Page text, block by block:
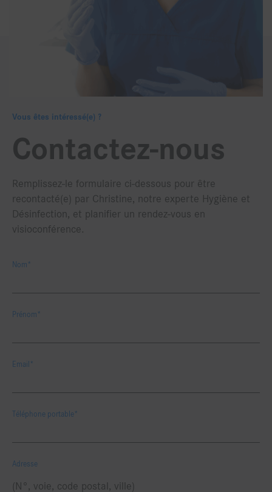
Vous êtes intéressé(e) ?
Contactez-nous
Remplissez-le formulaire ci-dessous pour être
recontacté(e) par Christine, notre experte Hygiène et
Désinfection, et planifier un rendez-vous en
visioconférence.
Nom*
Prénom*
Email*
Téléphone portable*
Adresse